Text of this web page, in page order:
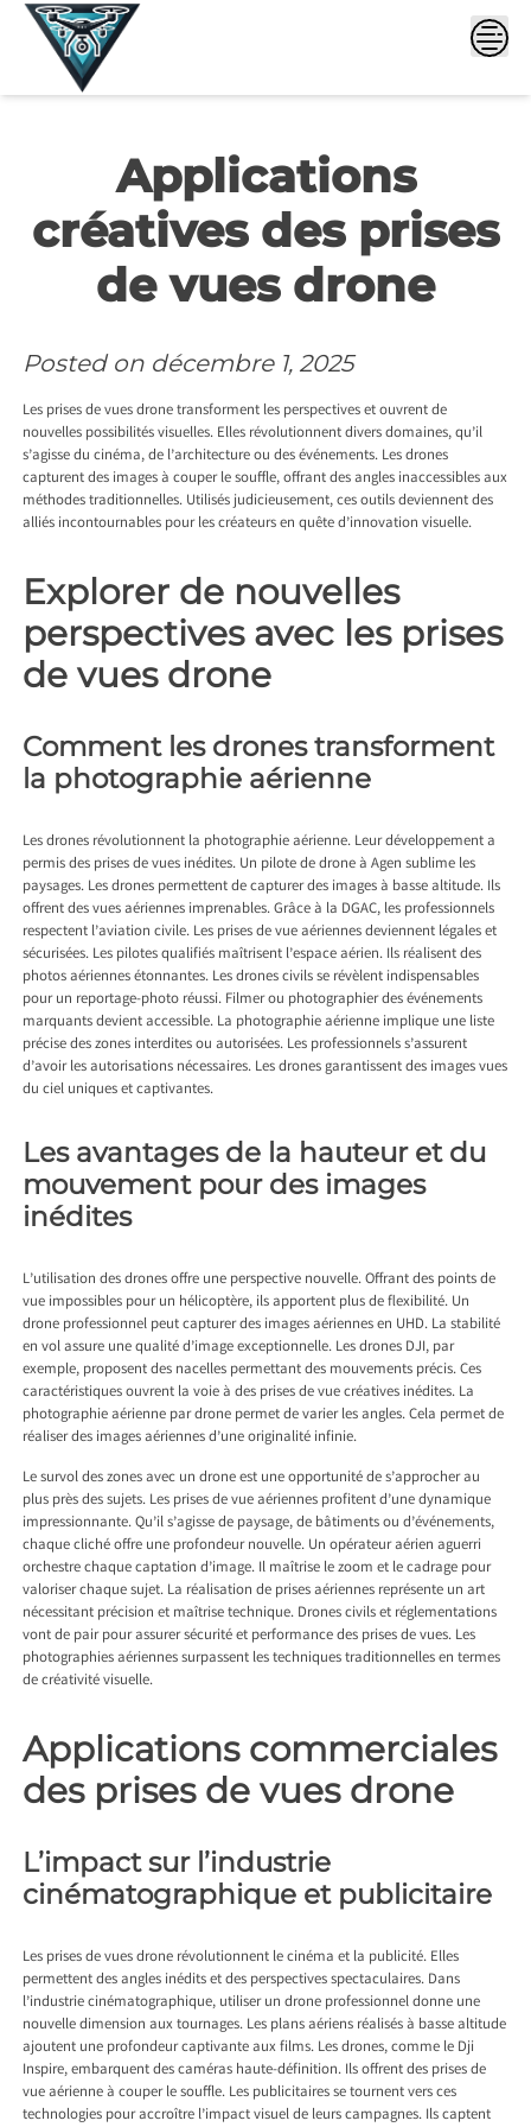
Skip
Applications
créatives des prises
de vues drone
Posted on décembre 1, 2025
Les prises de vues drone transforment les perspectives et ouvrent de
nouvelles possibilités visuelles. Elles révolutionnent divers domaines, qu’il
s’agisse du cinéma, de l’architecture ou des événements. Les drones
capturent des images à couper le souffle, offrant des angles inaccessibles aux
méthodes traditionnelles. Utilisés judicieusement, ces outils deviennent des
alliés incontournables pour les créateurs en quête d’innovation visuelle.
Explorer de nouvelles
perspectives avec les prises
de vues drone
Comment les drones transforment
la photographie aérienne
Les drones révolutionnent la photographie aérienne. Leur développement a
permis des prises de vues inédites. Un pilote de drone à Agen sublime les
paysages. Les drones permettent de capturer des images à basse altitude. Ils
offrent des vues aériennes imprenables. Grâce à la DGAC, les professionnels
respectent l’aviation civile. Les prises de vue aériennes deviennent légales et
sécurisées. Les pilotes qualifiés maîtrisent l’espace aérien. Ils réalisent des
photos aériennes étonnantes. Les drones civils se révèlent indispensables
pour un reportage-photo réussi. Filmer ou photographier des événements
marquants devient accessible. La photographie aérienne implique une liste
précise des zones interdites ou autorisées. Les professionnels s’assurent
d’avoir les autorisations nécessaires. Les drones garantissent des images vues
du ciel uniques et captivantes.
Les avantages de la hauteur et du
mouvement pour des images
inédites
L’utilisation des drones offre une perspective nouvelle. Offrant des points de
vue impossibles pour un hélicoptère, ils apportent plus de flexibilité. Un
drone professionnel peut capturer des images aériennes en UHD. La stabilité
en vol assure une qualité d’image exceptionnelle. Les drones DJI, par
exemple, proposent des nacelles permettant des mouvements précis. Ces
caractéristiques ouvrent la voie à des prises de vue créatives inédites. La
photographie aérienne par drone permet de varier les angles. Cela permet de
réaliser des images aériennes d’une originalité infinie.
Le survol des zones avec un drone est une opportunité de s’approcher au
plus près des sujets. Les prises de vue aériennes profitent d’une dynamique
impressionnante. Qu’il s’agisse de paysage, de bâtiments ou d’événements,
chaque cliché offre une profondeur nouvelle. Un opérateur aérien aguerri
orchestre chaque captation d’image. Il maîtrise le zoom et le cadrage pour
valoriser chaque sujet. La réalisation de prises aériennes représente un art
nécessitant précision et maîtrise technique. Drones civils et réglementations
vont de pair pour assurer sécurité et performance des prises de vues. Les
photographies aériennes surpassent les techniques traditionnelles en termes
de créativité visuelle.
Applications commerciales
des prises de vues drone
L’impact sur l’industrie
cinématographique et publicitaire
Les prises de vues drone révolutionnent le cinéma et la publicité. Elles
permettent des angles inédits et des perspectives spectaculaires. Dans
l’industrie cinématographique, utiliser un drone professionnel donne une
nouvelle dimension aux tournages. Les plans aériens réalisés à basse altitude
ajoutent une profondeur captivante aux films. Les drones, comme le Dji
Inspire, embarquent des caméras haute-définition. Ils offrent des prises de
vue aérienne à couper le souffle. Les publicitaires se tournent vers ces
technologies pour accroître l’impact visuel de leurs campagnes. Ils captent